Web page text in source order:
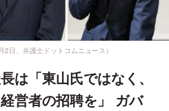
日、弁護士ドットコムニュース）
は「東山氏ではなく、
営者の招聘を」 ガバ